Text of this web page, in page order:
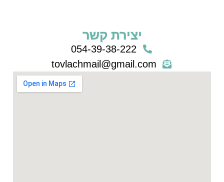
יצירת קשר
054-39-38-222
tovlachmail@gmail.com